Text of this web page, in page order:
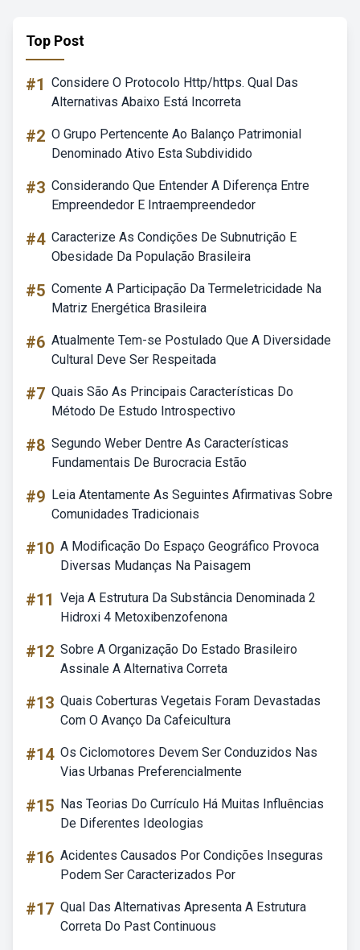
Top Post
#1 Considere O Protocolo Http/https. Qual Das
Alternativas Abaixo Está Incorreta
#2 O Grupo Pertencente Ao Balanço Patrimonial
Denominado Ativo Esta Subdividido
#3 Considerando Que Entender A Diferença Entre
Empreendedor E Intraempreendedor
#4 Caracterize As Condições De Subnutrição E
Obesidade Da População Brasileira
#5 Comente A Participação Da Termeletricidade Na
Matriz Energética Brasileira
#6 Atualmente Tem-se Postulado Que A Diversidade
Cultural Deve Ser Respeitada
#7 Quais São As Principais Características Do
Método De Estudo Introspectivo
#8 Segundo Weber Dentre As Características
Fundamentais De Burocracia Estão
#9 Leia Atentamente As Seguintes Afirmativas Sobre
Comunidades Tradicionais
#10 A Modificação Do Espaço Geográfico Provoca
Diversas Mudanças Na Paisagem
#11 Veja A Estrutura Da Substância Denominada 2
Hidroxi 4 Metoxibenzofenona
#12 Sobre A Organização Do Estado Brasileiro
Assinale A Alternativa Correta
#13 Quais Coberturas Vegetais Foram Devastadas
Com O Avanço Da Cafeicultura
#14 Os Ciclomotores Devem Ser Conduzidos Nas
Vias Urbanas Preferencialmente
#15 Nas Teorias Do Currículo Há Muitas Influências
De Diferentes Ideologias
#16 Acidentes Causados Por Condições Inseguras
Podem Ser Caracterizados Por
#17 Qual Das Alternativas Apresenta A Estrutura
Correta Do Past Continuous